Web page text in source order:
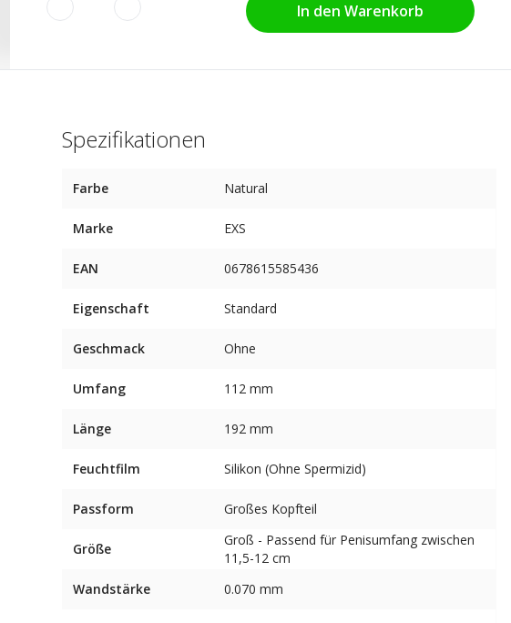
In den Warenkorb
Spezifikationen
Farbe Natural
Marke EXS
EAN 0678615585436
Eigenschaft Standard
Geschmack Ohne
Umfang 112 mm
Länge 192 mm
Feuchtfilm Silikon (Ohne Spermizid)
Passform Großes Kopfteil
Größe
Groß - Passend für Penisumfang zwischen
11,5-12 cm
Wandstärke
0.070 mm